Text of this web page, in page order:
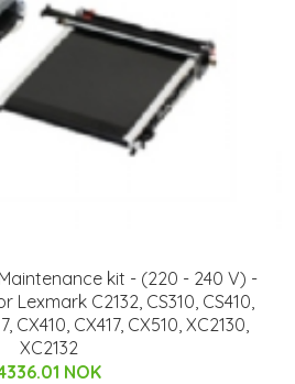
kit - (220 - 240 V) -
C2132, CS310, CS410,
CX410, CX417, CX510, XC2130,
XC2132
NOK